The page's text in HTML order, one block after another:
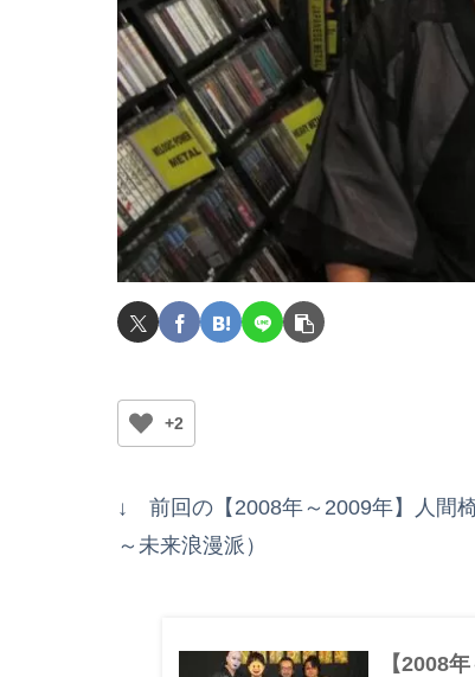
+2
↓ 前回の【2008年～2009年】人間
～未来浪漫派）
【2008